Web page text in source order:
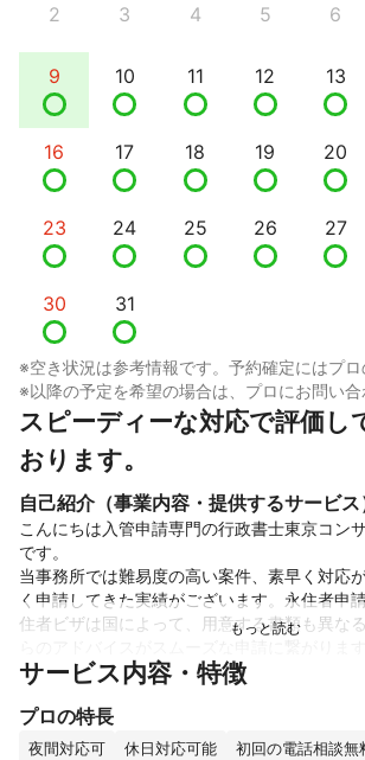
2 3 4 5 6
9 10 11 12 13
16 17 18 19 20
23 24 25 26 27
30 31
※空き状況は参考情報です。予約確定にはプロ
※以降の予定を希望の場合は、プロにお問い合
スピーディーな対応で評価し
おります。
自己紹介（事業内容・提供するサービス
こんにちは入管申請専門の行政書士東京コン
です。
当事務所では難易度の高い案件、素早く対応
く申請してきた実績がございます。永住者申
住者ビザは国によって、用意する書類も異な
また就労ビザの申請についても、労働契約書
す。
早い段階からのご相談で、スムーズな許可を
サービス内容・特徴
プロの特長
夜間対応可 休日対応可能
初回の電話相談無